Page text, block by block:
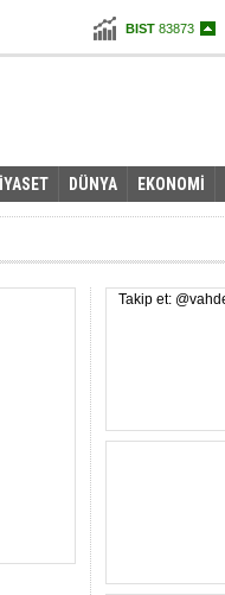
Altın110,239
DÜNYA EKONOMİ
Takip et: